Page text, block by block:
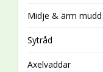
Midje & ärm mudd
Sytråd
Axelvaddar